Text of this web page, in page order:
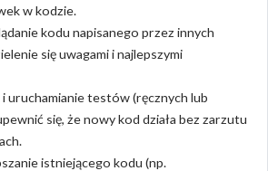
w kodzie.
kodu napisanego przez innych
się uwagami i najlepszymi
i uruchamianie testów (ręcznych lub
się, że nowy kod działa bez zarzutu
istniejącego kodu (np.